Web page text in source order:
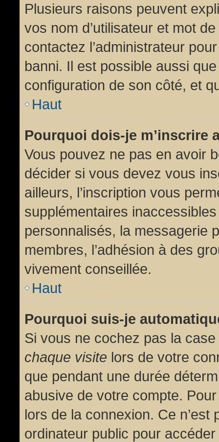
Plusieurs raisons peuvent
vos nom d’utilisateur et mot
contactez l’administrateur
banni. Il est possible aussi
configuration de son côté, et
Haut
Pourquoi dois-je m’inscrire
Vous pouvez ne pas en avoir
décider si vous devez vous
ailleurs, l’inscription vous
supplémentaires
personnalisés, la messagerie
membres, l’adhésion à des
vivement conseillée.
Haut
Pourquoi suis-je
Si vous ne cochez pas la case
chaque visite lors de votre
que pendant une durée
abusive de votre compte.
lors de la connexion. Ce
ordinateur public pour